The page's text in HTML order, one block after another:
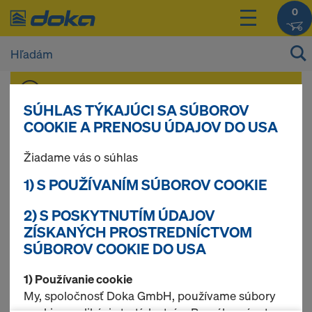
0
prihlásení.
Debniace dosky
Našli sa produkty (2)
vyhľadávané
SÚHLAS TÝKAJÚCI SA SÚBOROV
COOKIE A PRENOSU ÚDAJOV DO USA
Žiadame vás o súhlas
1) S POUŽÍVANÍM SÚBOROV COOKIE
2) S POSKYTNUTÍM ÚDAJOV
ZÍSKANÝCH PROSTREDNÍCTVOM
SÚBOROV COOKIE DO USA
1) Používanie cookie
My, spoločnosť Doka GmbH, používame súbory